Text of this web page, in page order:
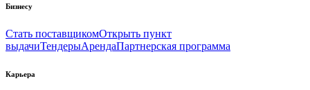
Бизнесу
Стать поставщикомОткрыть пункт
выдачиТендерыАрендаПартнерская программа
Карьера